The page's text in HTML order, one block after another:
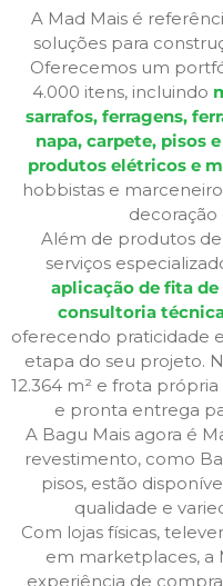
A Mad Mais é
soluções para
Oferecemos um
4.000 itens, incluindo
sarrafos, ferragens,
napa, carpete, pisos
produtos elétricos e
hobbistas e
decoração
Além de produtos
serviços
aplicação de fita
consultoria
oferecendo praticidade
etapa do seu projeto.
12.364 m² e frota
e pronta entrega
A Bagu Mais agora é
revestimento, como
pisos, estão
qualidade e
Com lojas físicas,
em marketplaces, a
experiência de